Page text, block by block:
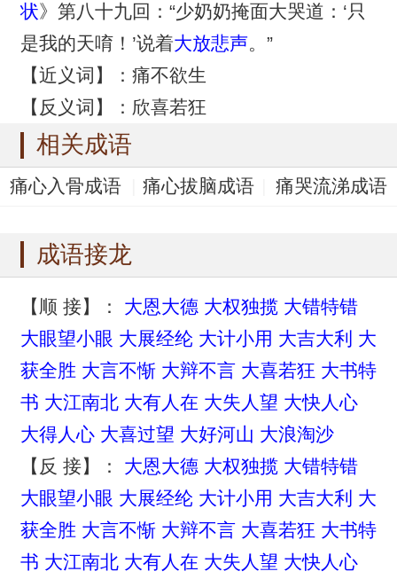
状》第八十九回：“少奶奶掩面大哭道：‘只
是我的天唷！’说着大放悲声。”
【近义词】：痛不欲生
【反义词】：欣喜若狂
相关成语
痛心入骨成语 痛心拔脑成语
痛哭流涕成语
成语接龙
【顺 接】： 大恩大德 大权独揽 大错特错
大眼望小眼 大展经纶 大计小用 大吉大利 大
获全胜 大言不惭 大辩不言 大喜若狂 大书特
书 大江南北 大有人在 大失人望 大快人心
大得人心 大喜过望 大好河山 大浪淘沙
【反 接】： 大恩大德 大权独揽 大错特错
大眼望小眼 大展经纶 大计小用 大吉大利 大
获全胜 大言不惭 大辩不言 大喜若狂 大书特
书 大江南北 大有人在 大失人望 大快人心